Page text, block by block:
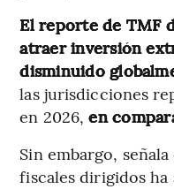
El reporte de TMF
atraer inversión
disminuido
las jurisdicciones
en 2026, en
Sin embargo,
fiscales dirigidos ha